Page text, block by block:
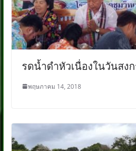
รดน้ำดำหัวเนื่องในวันสง
พฤษภาคม 14, 2018